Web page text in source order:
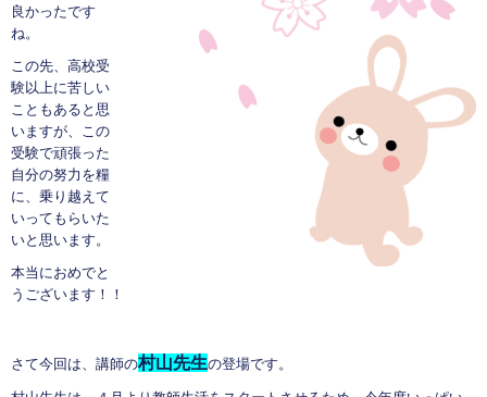
良かったです
ね。
この先、高校受
験以上に苦しい
こともあると思
いますが、この
受験で頑張った
自分の努力を糧
に、乗り越えて
いってもらいた
いと思います。
本当におめでと
うございます！！
さて今回は、講師の村山先生の登場です。